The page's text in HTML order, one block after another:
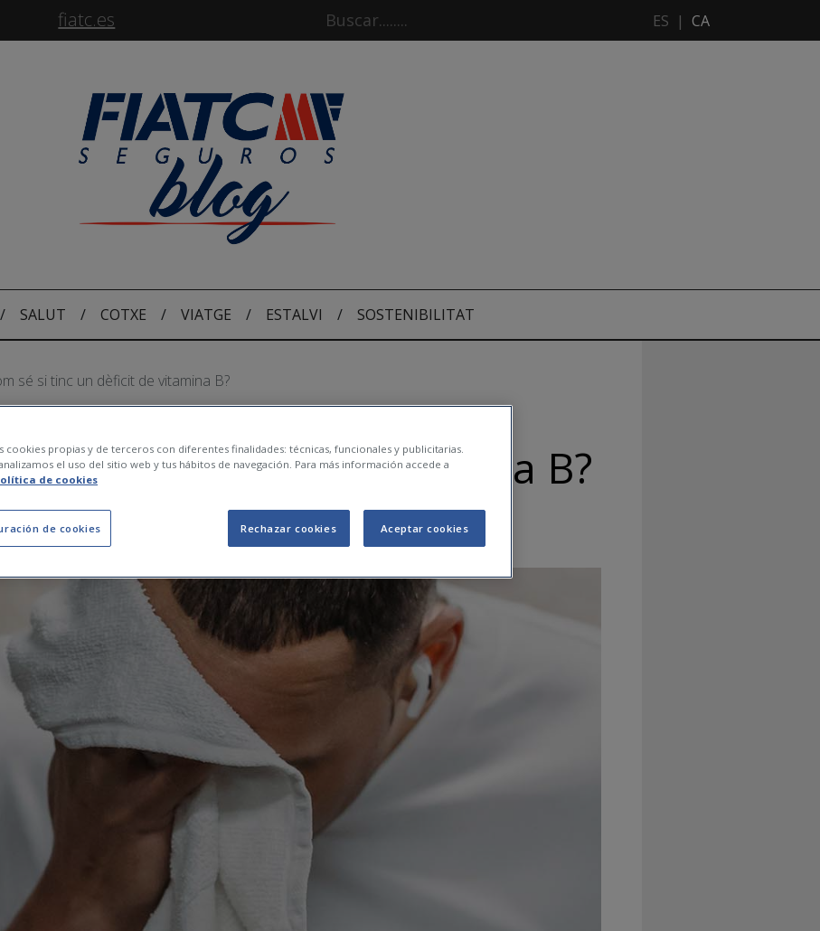
fiatc.es ES | CA
/ SALUT / COTXE / VIATGE / ESTALVI / SOSTENIBILITAT
sé si tinc un dèficit de vitamina B?
tinc un dèficit de vitamina B?
cookies propias y de terceros con diferentes finalidades: técnicas, funcionales y publicitarias.
el uso del sitio web y tus hábitos de navegación. Para más información accede a
de cookies
de cookies Rechazar cookies Aceptar cookies